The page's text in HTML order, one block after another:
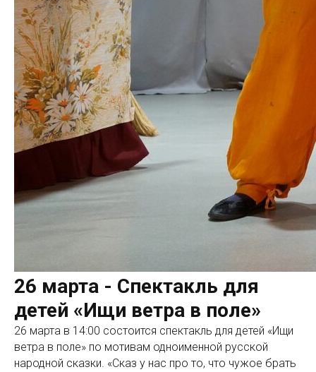
26 марта - Спектакль для
детей «Ищи ветра в поле»
26 марта в 14:00 состоится спектакль для детей «Ищи
ветра в поле» по мотивам одноименной русской
народной сказки. «Сказ у нас про то, что чужое брать